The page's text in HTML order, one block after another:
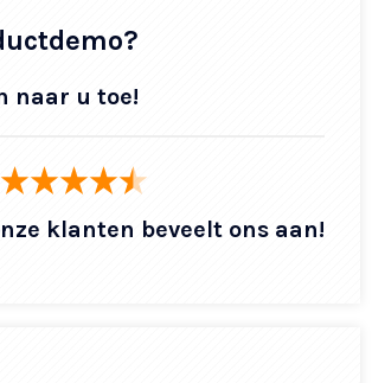
naar u toe!
klanten beveelt ons aan!